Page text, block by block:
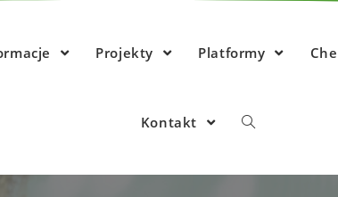
Projekty Platformy
Kontakt